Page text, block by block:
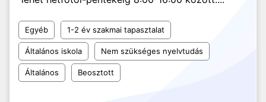
Egyéb 1-2 év szakmai tapasztalat
Általános iskola Nem szükséges nyelvtudás
Általános Beosztott